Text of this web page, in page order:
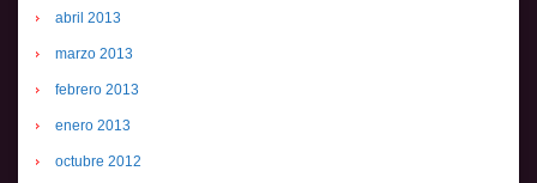
abril 2013
marzo 2013
febrero 2013
enero 2013
octubre 2012